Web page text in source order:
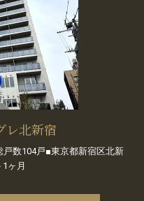
レ北新宿
数104戸■東京都新宿区北新
ヶ月